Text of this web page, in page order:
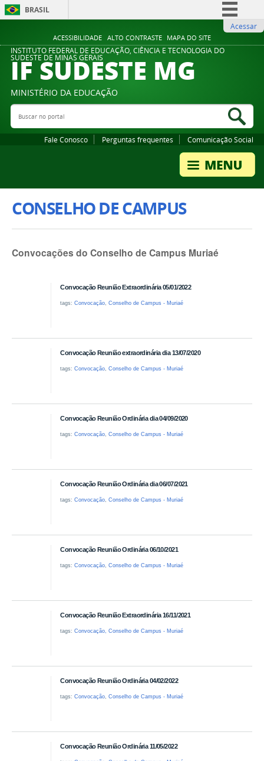
ACESSIBILIDADE ALTO CONTRASTE MAPA DO SITE
BRASIL
Comunica BR
Participe
Legislação
Acessar
INSTITUTO FEDERAL DE EDUCAÇÃO, CIÊNCIA E TECNOLOGIA DO
SUDESTE DE MINAS GERAIS
IF SUDESTE MG
MINISTÉRIO DA EDUCAÇÃO
Buscar no portal
Fale Conosco Perguntas frequentes Comunicação Social
CONSELHO DE CAMPUS
Convocações do Conselho de Campus Muriaé
Convocação Reunião Extraordinária 05/01/2022
tags:Convocação,Conselho de Campus - Muriaé
Convocação Reunião extraordinária dia 13/07/2020
tags:Convocação,Conselho de Campus - Muriaé
Convocação Reunião Ordinária dia 04/09/2020
tags:Convocação,Conselho de Campus - Muriaé
Convocação Reunião Ordinária dia 06/07/2021
tags:Convocação,Conselho de Campus - Muriaé
Convocação Reunião Ordinária 06/10/2021
tags:Convocação,Conselho de Campus - Muriaé
Convocação Reunião Extraordinária 16/11/2021
tags:Convocação, Conselho de Campus - Muriaé
Convocação Reunião Ordinária 04/02/2022
tags:Convocação,Conselho de Campus - Muriaé
Convocação Reunião Ordinária 11/05/2022